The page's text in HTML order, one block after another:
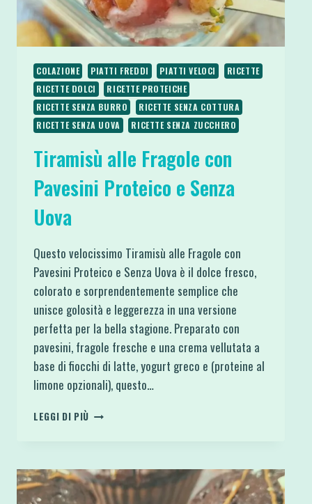
COLAZIONE PIATTI FREDDI PIATTI VELOCI
RICETTE
RICETTE DOLCI
RICETTE PROTEICHE
RICETTE SENZA BURRO
RICETTE SENZA COTTURA
RICETTE SENZA UOVA
RICETTE SENZA ZUCCHERO
Tiramisù alle Fragole con
Pavesini Proteico e Senza
Uova
Questo velocissimo Tiramisù alle Fragole con
Pavesini Proteico e Senza Uova è il dolce fresco,
colorato e sorprendentemente semplice che
unisce golosità e leggerezza in una versione
perfetta per la bella stagione. Preparato con
pavesini, fragole fresche e una crema vellutata a
base di fiocchi di latte, yogurt greco e (proteine al
limone opzionali), questo…
LEGGI DI PIÙ TIRAMISÙ
PAVESINI
PROTEICO
E